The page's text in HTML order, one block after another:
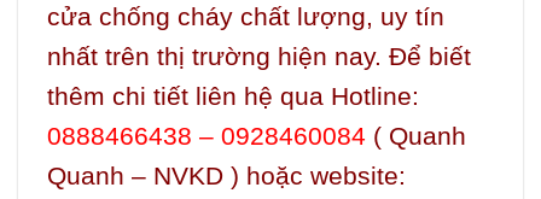
cửa chống cháy chất lượng, uy tín
nhất trên thị trường hiện nay. Để biết
thêm chi tiết liên hệ qua Hotline:
0888466438 – 0928460084 ( Quanh
Quanh – NVKD ) hoặc website: